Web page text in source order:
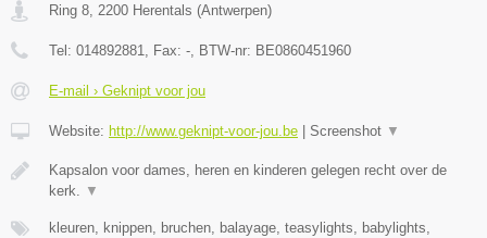
Ring 8 2200 Herentals (Antwerpen)
Tel: 014892881 , Fax: - , BTW-nr: BE0860451960
E-mail › Geknipt voor jou
Website: http://www.geknipt-voor-jou.be | Screenshot ▼
Kapsalon voor dames, heren en kinderen gelegen recht over de
kerk.
▼
kleuren, knippen, bruchen, balayage, teasylights, babylights,